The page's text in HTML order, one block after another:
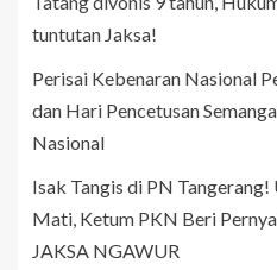
tuntutan Jaksa!
Perisai Kebenaran Nasional
dan Hari Pencetusan
Nasional
Isak Tangis di PN
Mati, Ketum PKN Beri
JAKSA NGAWUR